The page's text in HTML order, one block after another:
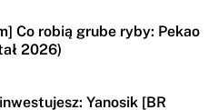
Co robią grube ryby: Pekao
2026)
Yanosik [BR